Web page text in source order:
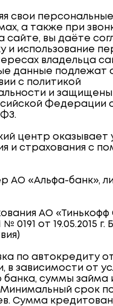
свои
а также при
сайте, вы даёте
и использование
владельца
данные подлежат
с политикой
и
Федерации
центр оказывает
и страхования с
АО «Альфа-банк»,
АО
0191 от 19.05.2015 г.
по автокредиту
в зависимости от
банка, суммы займа
срок
Сумма